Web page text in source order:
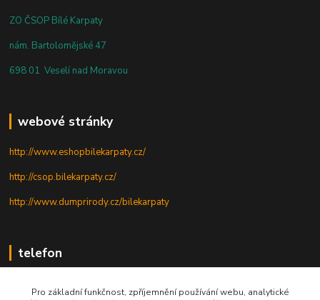
ZO ČSOP Bílé Karpaty
nám. Bartolomějské 47
698 01 Veselí nad Moravou
webové stránky
http://www.eshopbilekarpaty.cz/
http://csop.bilekarpaty.cz/
http://www.dumprirody.cz/bilekarpaty
telefon
Pro základní funkčnost, zpříjemnění používání webu, analytické